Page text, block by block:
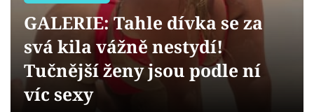
Videa
Sledujte prima+
GALERIE: Tahle dívka se za
svá kila vážně nestydí!
Tučnější ženy jsou podle ní
víc sexy